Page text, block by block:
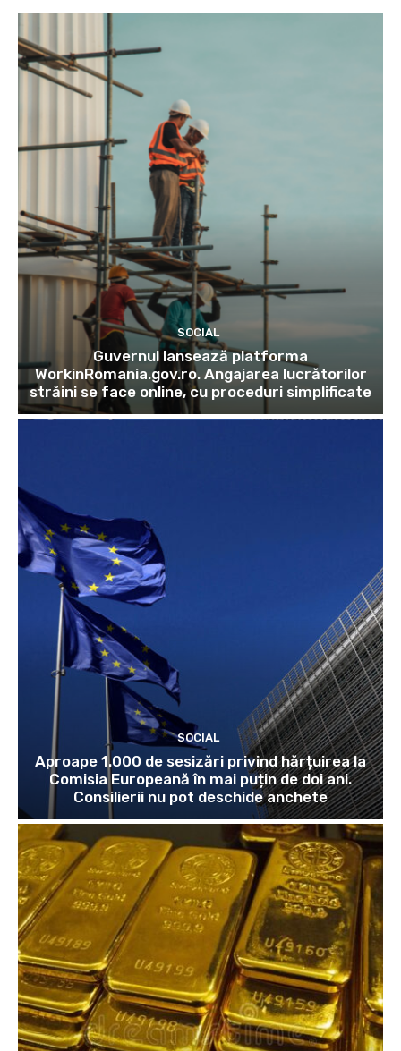
SOCIAL
Guvernul lansează platforma
WorkinRomania.gov.ro. Angajarea lucrătorilor
străini se face online, cu proceduri simplificate
SOCIAL
Aproape 1.000 de sesizări privind hărțuirea la
Comisia Europeană în mai puțin de doi ani.
Consilierii nu pot deschide anchete